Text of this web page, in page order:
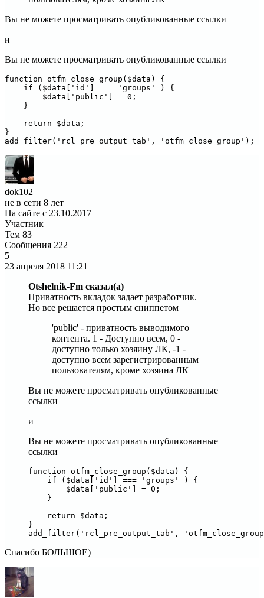
Вы не можете просматривать опубликованные ссылки
и
Вы не можете просматривать опубликованные ссылки
function otfm_close_group($data) {
    if ($data['id'] === 'groups' ) {
        $data['public'] = 0;
    }
    return $data;
}
add_filter('rcl_pre_output_tab', 'otfm_close_group');
dok102
не в сети 8 лет
На сайте с 23.10.2017
Участник
Тем 83
Сообщения 222
5
23 апреля 2018 11:21
Otshelnik-Fm сказал(а)
Приватность вкладок задает разработчик.
Но все решается простым сниппетом
'public' - приватность выводимого
контента. 1 - Доступно всем, 0 -
доступно только хозяину ЛК, -1 -
доступно всем зарегистрированным
пользователям, кроме хозяина ЛК
Вы не можете просматривать опубликованные
ссылки
и
Вы не можете просматривать опубликованные
ссылки
function otfm_close_group($data) {
    if ($data['id'] === 'groups' ) {
        $data['public'] = 0;
    }
    return $data;
}
add_filter('rcl_pre_output_tab',
Спасибо БОЛЬШОЕ)